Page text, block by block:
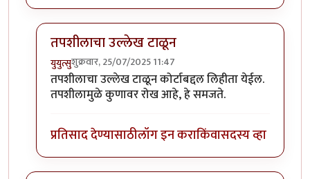
तपशीलाचा उल्लेख टाळून
युयुत्सुशुक्रवार, 25/07/2025 11:47
In reply toकोर्टाबाबत काही बोलायचेbyविजुभाऊ
तपशीलाचा उल्लेख टाळून कोर्टाबद्दल लिहीता येईल.
तपशीलामुळे कुणावर रोख आहे, हे समजते.
प्रतिसाद देण्यासाठीलॉग इन कराकिंवासदस्य व्हा